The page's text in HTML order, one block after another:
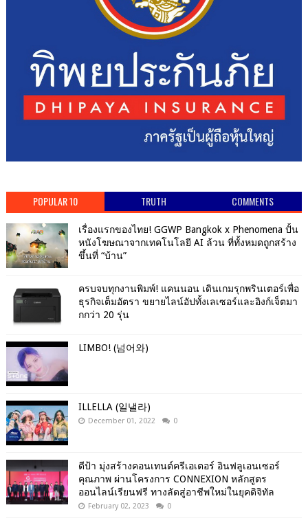
POPULAR 10 TRUTH COMMENTS
เรื่องแรกของไทย! GGWP Bangkok x Phenomena ปั้น
หนังโฆษณาจากเทคโนโลยี AI ล้วน ที่ทั้งหมดถูกสร้าง
ขึ้นที่ “บ้าน”
ครบจบทุกงานพิมพ์! แคนนอน เดินเกมรุกพรินเตอร์เพื่อ
ธุรกิจเต็มอัตรา ขยายไลน์อัปทั้งเลเซอร์และอิงก์เจ็ตมา
กกว่า 20 รุ่น
LIMBO! (넘어와)
ILLELLA (일낼라)
December 01, 2022 0
ดีป้า มุ่งสร้างคอนเทนต์ครีเอเตอร์ อินฟลูเอนเซอร์
คุณภาพ ผ่านโครงการ CONNEXION หลักสูตร
ออนไลน์เรียนฟรี ทางลัดสู่อาชีพใหม่ในยุคดิจิทัล
February 02, 2023 0